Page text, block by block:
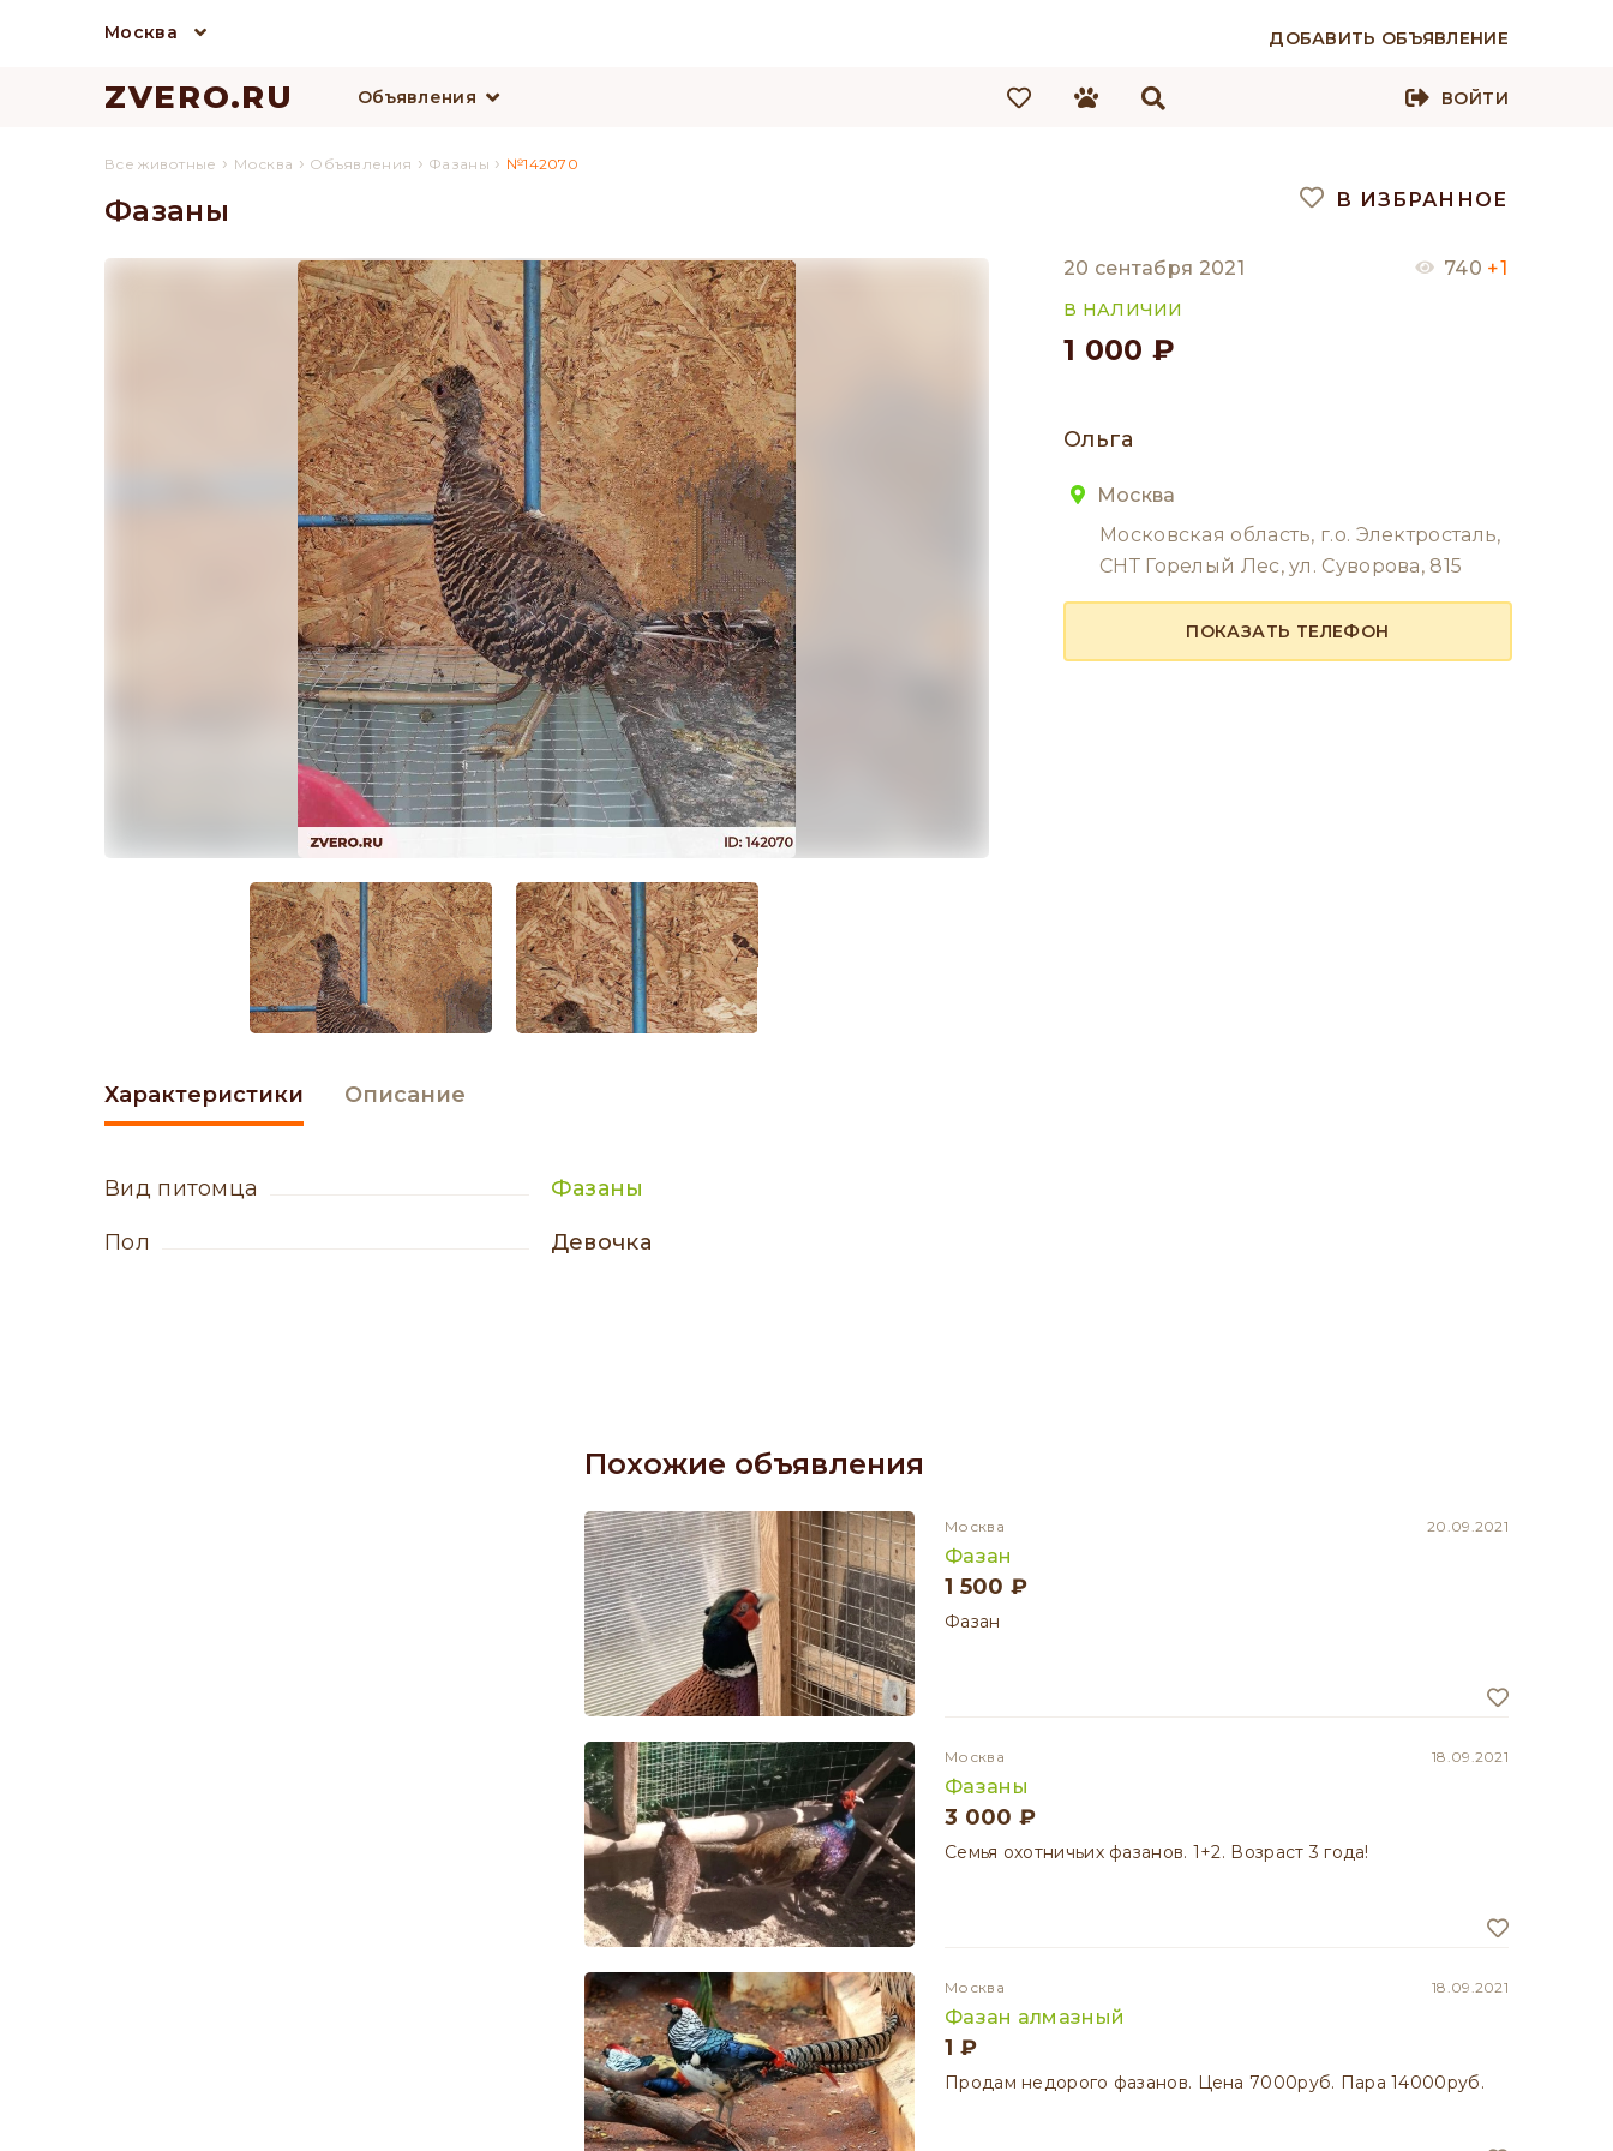
Москва ДОБАВИТЬ ОБЪЯВЛЕНИЕ
ZVERO.RU Объявления ВОЙТИ
Все животные › Москва › Объявления › Фазаны › №142070
Фазаны
Характеристики
вид питомца Фазаны
пол девочка
Описание
В ИЗБРАННОЕ
20 сентабря 2021 740 +1
В НАЛИЧИИ
1 000 ₽
Ольга
Москва
Московская область, г.о. Электросталь,
СНТ Горелый Лес, ул. Суворова, 815
ПОКАЗАТЬ ТЕЛЕФОН
Похожие объявления
Москва 20.09.2021
Фазан
1 500 ₽
Фазан
Москва 18.09.2021
Фазаны
3 000 ₽
Семья охотничьих фазанов. 1+2. Возраст 3 года!
Москва 18.09.2021
Фазан алмазный
1 ₽
Продам недорого фазанов. Цена 7000руб. Пара 14000руб.